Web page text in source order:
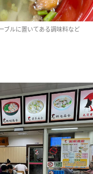
ブルに置いてある調味料など